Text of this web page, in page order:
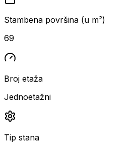
Stambena površina (u m²)
69
Broj etaža
Jednoetažni
Tip stana